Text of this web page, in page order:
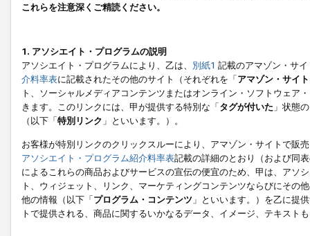
これらを注意深くご精読ください。
1. アソシエイト・プログラムの説明
アソシエイト・プログラムにより、乙は、 別紙1 記載のアマゾン・サ
介料率表に記載されたその他のサイト（それぞれを「アマゾン・サイト
ト、ソーシャルメディアコンテンツまたはオンライン・ソフトウェア
きます。このリンクには、甲が提供する特別な「タグが付いた 」状態
（以下「特別リンク 」といいます。）。
お客様が特別リンクのクリックスルーにより、アマゾン・サイトで販
アソシエイト・プログラム紹介料率表記載の詳細のとおり（および同
によるこれらの商品およびサービスの宣伝の便宜のため、甲は、アソ
ト、ウィジェット、リンク、マーケティングコンテンツならびにその
他の情報（以下「プログラム・コンテンツ 」といいます。）を乙に提
トで提供される、商品に関するいかなるデータ、イメージ、テキス